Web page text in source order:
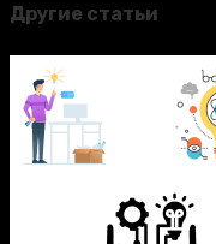
Другие статьи